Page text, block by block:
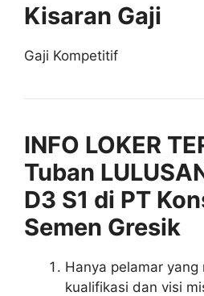
Kisaran Gaji
Gaji Kompetitif
INFO LOKER
Tuban
D3 S1 di PT
Semen Gresik
Hanya pelamar yang
kualifikasi dan visi